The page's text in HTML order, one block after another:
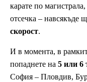
карате по
отсечка – навсякъде
скорост.
И в момента, в
попаднете на 5 или 6
София – Пловдив,